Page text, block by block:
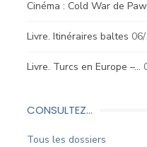
Cinéma : Cold War de
Livre. Itinéraires baltes
Livre. Turcs en Europe –…
CONSULTEZ…
Tous les dossiers